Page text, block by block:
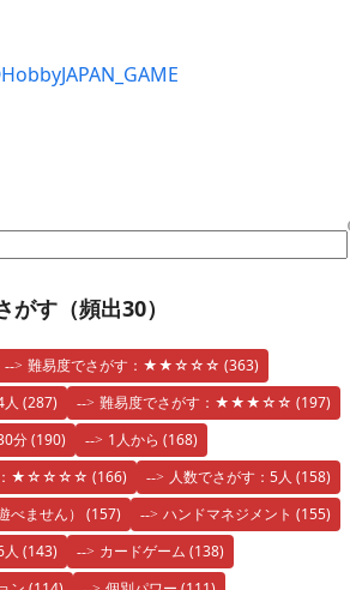
がす（頻出30）
難易度でさがす：★★☆☆☆ (363)
(287) 難易度でさがす：★★★☆☆ (197)
分(190) 1人から (168)
：★☆☆☆☆ (166) 人数でさがす：5人 (158)
べません） (157) ハンドマネジメント (155)
(143) カードゲーム (138)